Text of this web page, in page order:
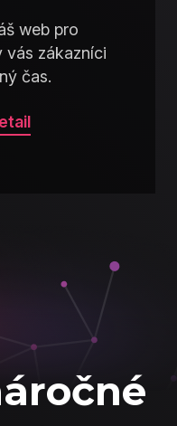
web pro
vás zákazníci
čas.